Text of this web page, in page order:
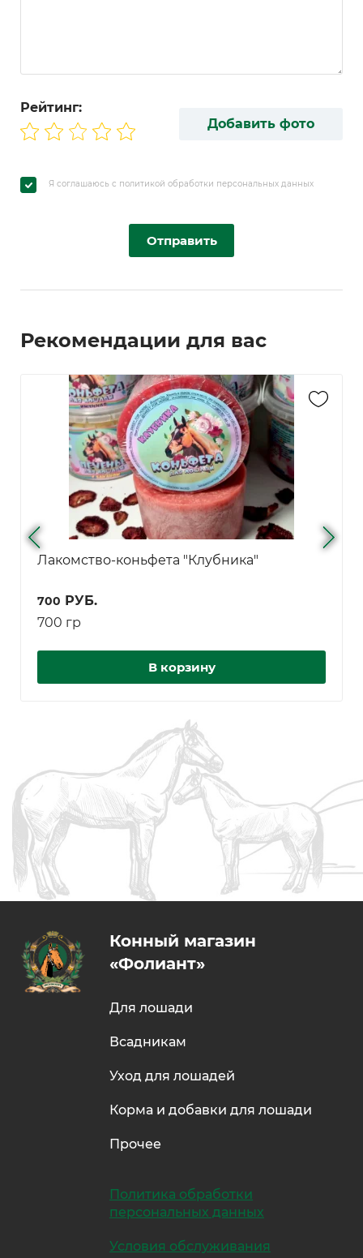
Рейтинг:
Добавить фото
Я соглашаюсь с политикой обработки персональных данных
Отправить
Рекомендации для вас
Лакомство-коньфета "Клубника"
700 РУБ.
700 гр
В корзину
Конный магазин
«Фолиант»
Для лошади
Всадникам
Уход для лошадей
Корма и добавки для лошади
Прочее
Политика обработки
персональных данных
Условия обслуживания